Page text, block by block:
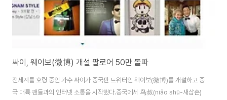
싸이, 웨이보(微博) 개설 팔로어 50만 돌파
전세계를 호령 중인 가수 싸이가 중국판 트위터인 웨이보(微博)를 개설하고 중
국 대륙 팬들과의 인터넷 소통을 시작했다.중국에서 鸟叔(niǎo shū-새삼촌)